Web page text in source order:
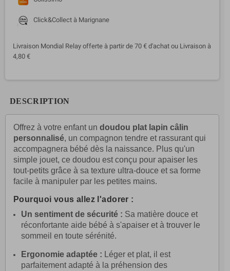
Click&Collect à Marignane
Livraison Mondial Relay offerte à partir de 70 € d'achat ou Livraison à
4,80 €
DESCRIPTION
Offrez à votre enfant un doudou plat lapin câlin
personnalisé, un compagnon tendre et rassurant qui
accompagnera bébé dès la naissance. Plus qu'un
simple jouet, ce doudou est conçu pour apaiser les
tout-petits grâce à sa texture ultra-douce et sa forme
facile à manipuler par les petites mains.
Pourquoi vous allez l'adorer :
Un sentiment de sécurité : Sa matière douce et
réconfortante aide bébé à s'apaiser et à trouver le
sommeil en toute sérénité.
Ergonomie adaptée : Léger et plat, il est
parfaitement adapté à la préhension des